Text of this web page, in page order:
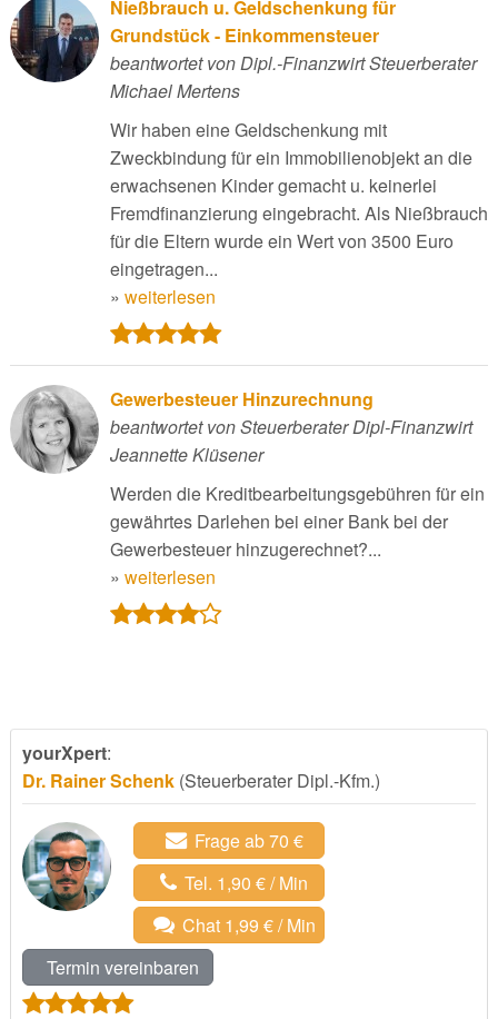
yourXpert:
Dr. Rainer Schenk(Steuerberater Dipl.-Kfm.)
Frage ab 70 €
Tel. 1,90 € / Min
Chat 1,99 € / Min
Termin vereinbaren
Nießbrauch u. Geldschenkung für
Grundstück - Einkommensteuer
beantwortet von Dipl.-Finanzwirt Steuerberater
Michael Mertens
Wir haben eine Geldschenkung mit
Zweckbindung für ein Immobilienobjekt an die
erwachsenen Kinder gemacht u. keinerlei
Fremdfinanzierung eingebracht. Als Nießbrauch
für die Eltern wurde ein Wert von 3500 Euro
eingetragen...
» weiterlesen
Gewerbesteuer Hinzurechnung
beantwortet von Steuerberater Dipl-Finanzwirt
Jeannette Klüsener
Werden die Kreditbearbeitungsgebühren für ein
gewährtes Darlehen bei einer Bank bei der
Gewerbesteuer hinzugerechnet?...
» weiterlesen